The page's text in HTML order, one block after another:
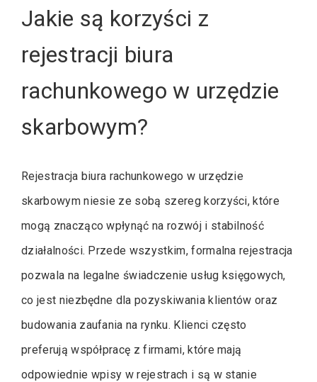
Jakie są korzyści z
rejestracji biura
rachunkowego w urzędzie
skarbowym?
Rejestracja biura rachunkowego w urzędzie
skarbowym niesie ze sobą szereg korzyści, które
mogą znacząco wpłynąć na rozwój i stabilność
działalności. Przede wszystkim, formalna rejestracja
pozwala na legalne świadczenie usług księgowych,
co jest niezbędne dla pozyskiwania klientów oraz
budowania zaufania na rynku. Klienci często
preferują współpracę z firmami, które mają
odpowiednie wpisy w rejestrach i są w stanie